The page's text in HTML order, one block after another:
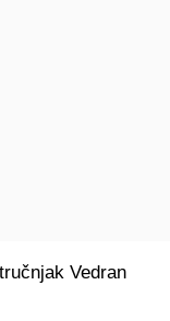
Vedran